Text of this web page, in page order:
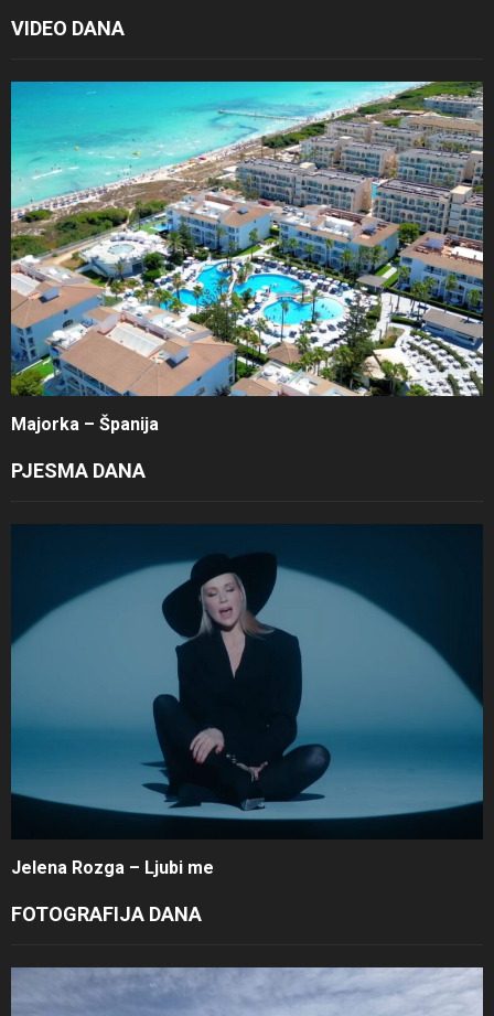
VIDEO DANA
Majorka – Španija
PJESMA DANA
Jelena Rozga – Ljubi me
FOTOGRAFIJA DANA